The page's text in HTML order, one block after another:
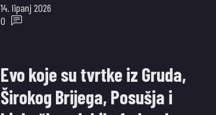
14. lipanj 2026
0
Evo koje su tvrtke iz Gruda,
Širokog Brijega, Posušja i